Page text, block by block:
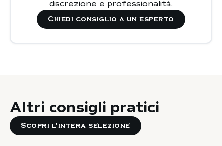
discrezione e professionalità.
Chiedi consiglio a un esperto
Altri consigli pratici
Scopri l'intera selezione